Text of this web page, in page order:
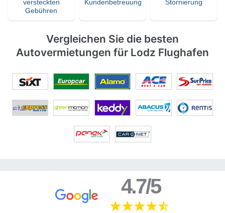
versteckten
Gebühren
Kundenbetreuung
Stornierung
Vergleichen Sie die besten
Autovermietungen für Lodz Flughafen
4.7/5